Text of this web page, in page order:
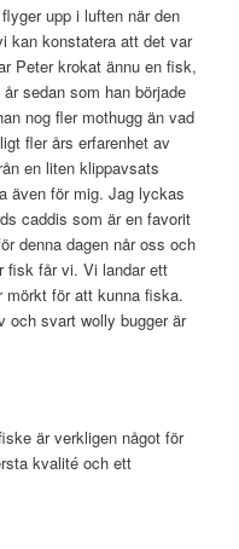
upp i luften när den
kan konstatera att det var
Peter krokat ännu en fisk,
sedan som han började
nog fler mothugg än vad
fler års erfarenhet av
en liten klippavsats
även för mig. Jag lyckas
caddis som är en favorit
denna dagen når oss och
fisk får vi. Vi landar ett
för att kunna fiska.
och svart wolly bugger är
är verkligen något för
kvalité och ett